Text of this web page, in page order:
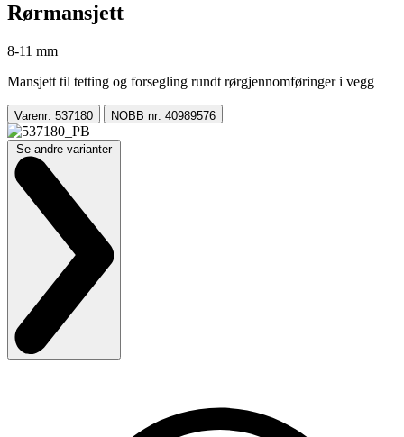
Rørmansjett
8-11 mm
Mansjett til tetting og forsegling rundt rørgjennomføringer i vegg
Varenr: 537180 NOBB nr: 40989576
Se andre varianter